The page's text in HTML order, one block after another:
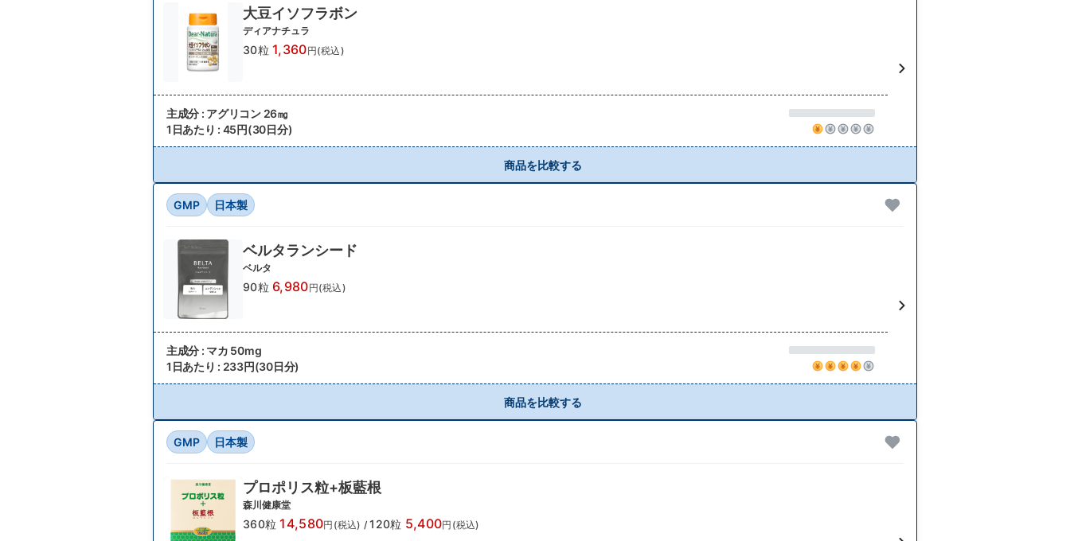
大豆イソフラボン
ディアナチュラ
30粒 1,360円(税込)
主成分 : アグリコン 26㎎
1日あたり : 45円(30日分)
商品を比較する
GMP 日本製
ベルタランシード
ベルタ
90粒 6,980円(税込)
主成分 : マカ 50mg
1日あたり : 233円(30日分)
商品を比較する
GMP 日本製
プロポリス粒+板藍根
森川健康堂
360粒 14,580円(税込) / 120粒 5,400円(税込)